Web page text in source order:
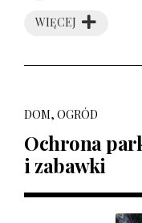
WIĘCEJ
DOM, OGRÓD
Ochrona
i zabawki